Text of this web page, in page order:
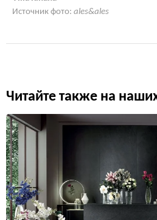
Источник фото: ales&ales
Читайте также на